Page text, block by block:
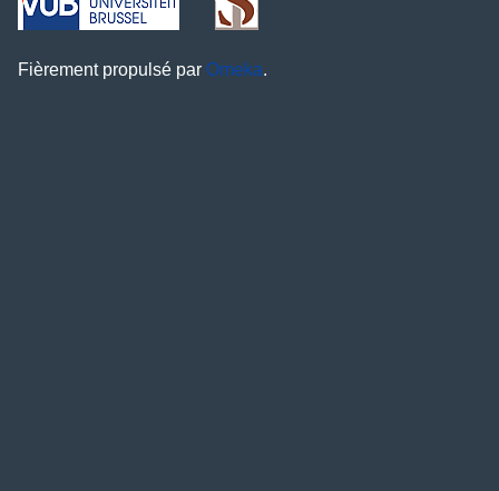
Fièrement propulsé par Omeka.